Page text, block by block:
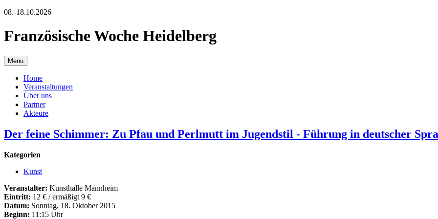
08.-18.10.2026
Französische Woche Heidelberg
Menu
Home
Veranstaltungen
Über uns
Partner
Akteure
Der feine Schimmer: Zu Pfau und Perlmutt im Jugendstil - Führung in deutscher
Kategorien
Kunst
Veranstalter: Kunsthalle Mannheim
Eintritt: 12 € / ermäßigt 9 €
Datum: Sonntag, 18. Oktober 2015
Beginn: 11:15 Uhr